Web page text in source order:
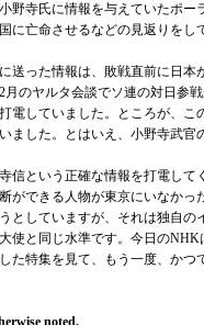
野寺氏に情報を与えていたポ
に亡命させるなどの見返りを
った情報は、敗戦直前に日本
月のヤルタ会談でソ連の対日参
電していました。ところが、
ました。とはいえ、小野寺武
という正確な情報を打電して
ができる人物が東京にいなか
としていますが、それは独自
使と同じ水準です。今日の
た特集を見て、もう一度、か
noted.